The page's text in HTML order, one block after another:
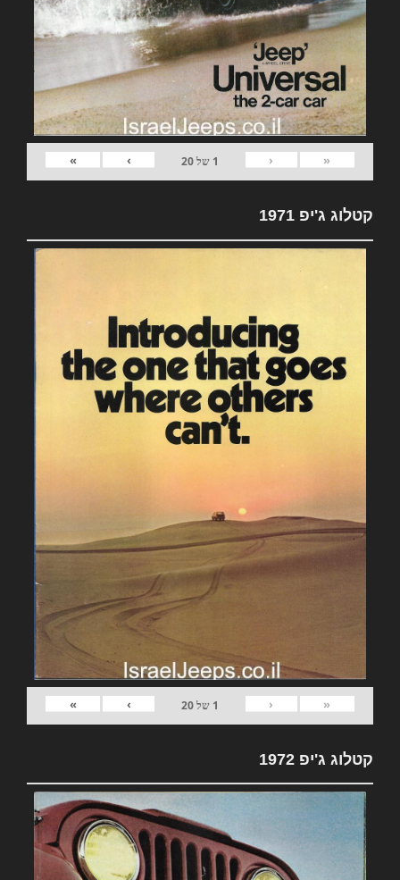
«
‹
1 של20
›
»
קטלוג ג'יפ 1971
«
‹
1 של20
›
»
קטלוג ג'יפ 1972